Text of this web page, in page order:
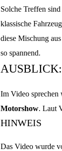
Solche Treffen
klassische
diese Mischung
so spannend.
Im Video sprechen
Motorshow. Laut
HINWEIS
Das Video wurde